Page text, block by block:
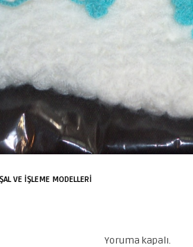
VE İŞLEME MODELLERİ
Yoruma kapalı.